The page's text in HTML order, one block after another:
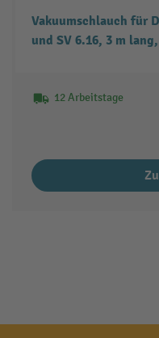
Vakuumschlauch für
und SV 6.16, 3 m
12 Arbeitstage